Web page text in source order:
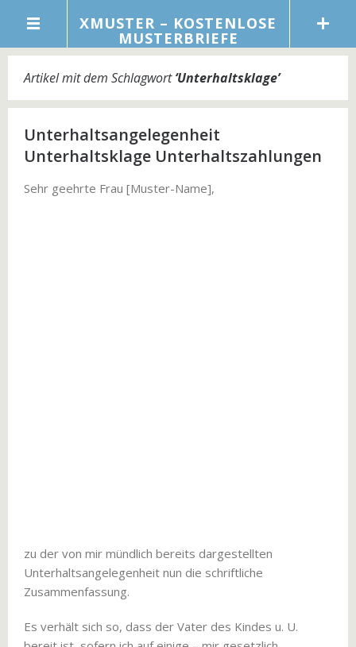
XMUSTER – KOSTENLOSE
MUSTERBRIEFE
Artikel mit dem Schlagwort‘Unterhaltsklage’
Unterhaltsangelegenheit
Unterhaltsklage Unterhaltszahlungen
Sehr geehrte Frau [Muster-Name],
zu der von mir mündlich bereits dargestellten
Unterhaltsangelegenheit nun die schriftliche
Zusammenfassung.
Es verhält sich so, dass der Vater des Kindes u. U.